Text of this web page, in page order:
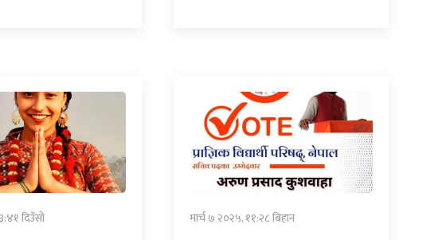
दिउँसो मार्च ७ २०२५, ११:२८ बिहान